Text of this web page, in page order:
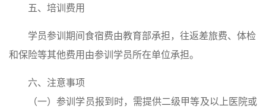
五、培训费用
学员参训期间食宿费由教育部承担，往返差旅费、体检
和保险等其他费用由参训学员所在单位承担。
六、注意事项
（一）参训学员报到时，需提供二级甲等及以上医院或